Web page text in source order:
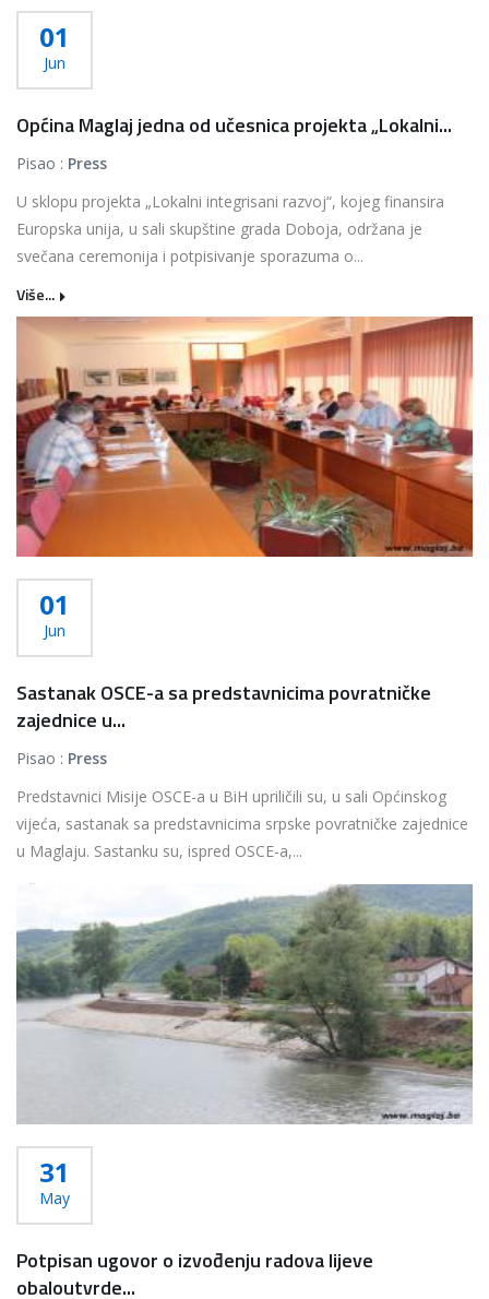
01
Jun
Općina Maglaj jedna od učesnica projekta „Lokalni...
Pisao : Press
U sklopu projekta „Lokalni integrisani razvoj“, kojeg finansira
Europska unija, u sali skupštine grada Doboja, održana je
svečana ceremonija i potpisivanje sporazuma o...
Više...
01
Jun
Sastanak OSCE-a sa predstavnicima povratničke
zajednice u...
Pisao : Press
Predstavnici Misije OSCE-a u BiH upriličili su, u sali Općinskog
vijeća, sastanak sa predstavnicima srpske povratničke zajednice
u Maglaju. Sastanku su, ispred OSCE-a,...
Više...
31
May
Potpisan ugovor o izvođenju radova lijeve
obaloutvrde...